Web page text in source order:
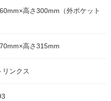
高さ300mm（外ポケット
高さ315mm
リンクス